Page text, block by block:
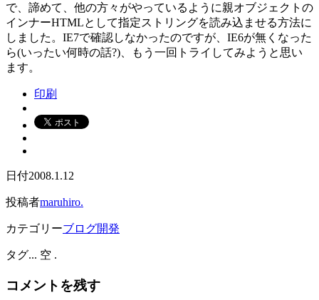
で、諦めて、他の方々がやっているように親オブジェクトの
インナーHTMLとして指定ストリングを読み込ませる方法に
しました。IE7で確認しなかったのですが、IE6が無くなった
ら(いったい何時の話?)、もう一回トライしてみようと思い
ます。
印刷
日付2008.1.12
投稿者maruhiro.
カテゴリーブログ開発
タグ... 空 .
コメントを残す